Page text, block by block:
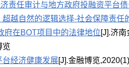
责任审计与地方政府投融资平台
超越自然的逻辑选择-社会保障责任
府在BOT项目中的法律地位[J].济
览
台经济健康发展[J].金融博览